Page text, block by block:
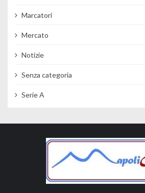
Marcatori
Mercato
Notizie
Senza categoria
Serie A